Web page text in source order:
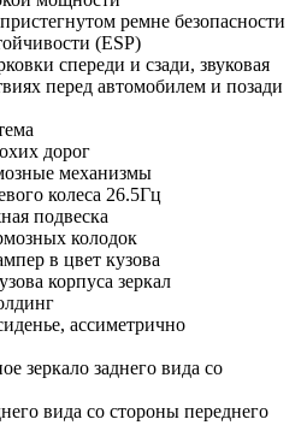
ремне безопасности
(ESP)
спереди и сзади, звуковая
перед автомобилем и позади
дорог
механизмы
колеса 26.5Гц
подвеска
колодок
в цвет кузова
корпуса зеркал
ассиметрично
зеркало заднего вида со
вида со стороны переднего